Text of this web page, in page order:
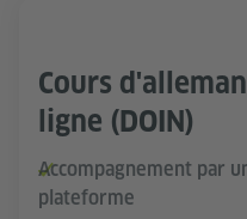
Cours
ligne (DOIN)
Accompagnement par
plateforme